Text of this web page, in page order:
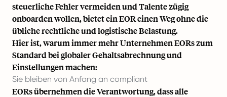
steuerliche Fehler vermeiden und Talente zügig
onboarden wollen, bietet ein EOR einen Weg ohne die
übliche rechtliche und logistische Belastung.
Hier ist, warum immer mehr Unternehmen EORs zum
Standard bei globaler Gehaltsabrechnung und
Einstellungen machen:
Sie bleiben von Anfang an compliant
EORs übernehmen die Verantwortung, dass alle